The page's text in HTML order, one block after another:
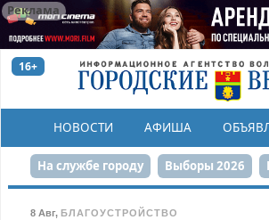
Реклама
16+
НОВОСТИ АФИША
КОНКУРСЫ
На службе городу Выборы 2026
Сталинград в сердце
8 Авг, БЛАГОУСТРОЙСТВО